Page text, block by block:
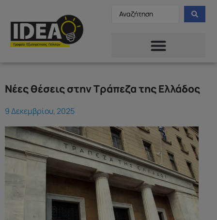
Νέες θέσεις στην Τράπεζα της Ελλάδος
9 Δεκεμβρίου, 2025